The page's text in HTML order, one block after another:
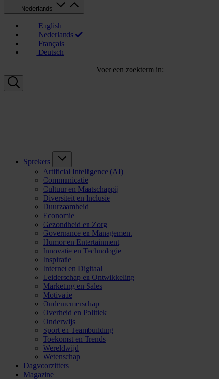
Nederlands
English
Nederlands
Français
Deutsch
Voer een zoekterm in:
Sprekers
Artificial Intelligence (AI)
Communicatie
Cultuur en Maatschappij
Diversiteit en Inclusie
Duurzaamheid
Economie
Gezondheid en Zorg
Governance en Management
Humor en Entertainment
Innovatie en Technologie
Inspiratie
Internet en Digitaal
Leiderschap en Ontwikkeling
Marketing en Sales
Motivatie
Ondernemerschap
Overheid en Politiek
Onderwijs
Sport en Teambuilding
Toekomst en Trends
Wereldwijd
Wetenschap
Dagvoorzitters
Magazine